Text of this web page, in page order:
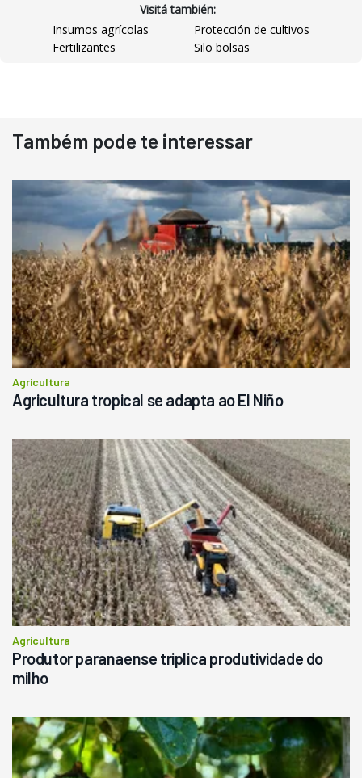
Pá Carregadeira Cat 966
Ano 1987
R$ 145.000
Consultar
Visitá también:
Insumos agrícolas
Protección de cultivos
Fertilizantes
Silo bolsas
Também pode te interessar
Agricultura
Agricultura tropical se adapta ao El Niño
Agricultura
Produtor paranaense triplica produtividade do
milho